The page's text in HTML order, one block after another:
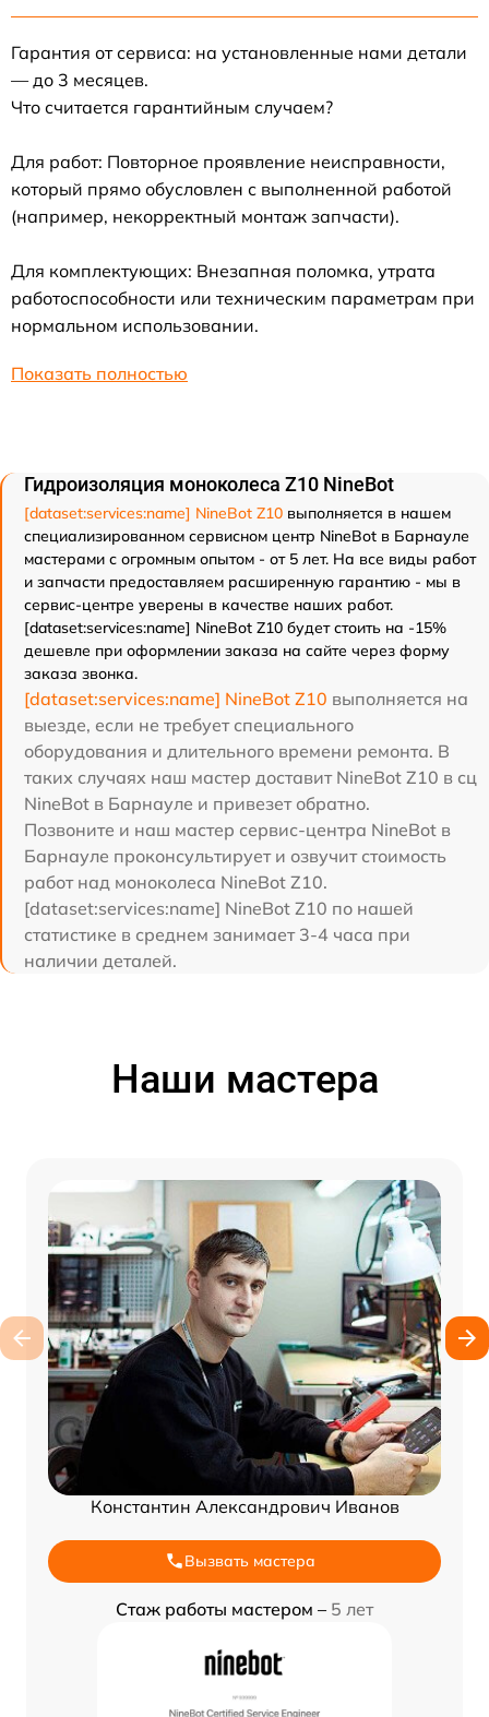
Гарантия от сервиса: на установленные нами детали
— до 3 месяцев.
Что считается гарантийным случаем?
Для работ: Повторное проявление неисправности,
который прямо обусловлен с выполненной работой
(например, некорректный монтаж запчасти).
Для комплектующих: Внезапная поломка, утрата
работоспособности или техническим параметрам при
нормальном использовании.
Показать полностью
Гидроизоляция моноколеса Z10 NineBot
[dataset:services:name] NineBot Z10 выполняется в нашем
специализированном сервисном центр NineBot в Барнауле
мастерами с огромным опытом - от 5 лет. На все виды работ
и запчасти предоставляем расширенную гарантию - мы в
сервис-центре уверены в качестве наших работ.
[dataset:services:name] NineBot Z10 будет стоить на -15%
дешевле при оформлении заказа на сайте через форму
заказа звонка.
[dataset:services:name] NineBot Z10 выполняется на
выезде, если не требует специального
оборудования и длительного времени ремонта. В
таких случаях наш мастер доставит NineBot Z10 в сц
NineBot в Барнауле и привезет обратно.
Позвоните и наш мастер сервис-центра NineBot в
Барнауле проконсультирует и озвучит стоимость
работ над моноколеса NineBot Z10.
[dataset:services:name] NineBot Z10 по нашей
статистике в среднем занимает 3-4 часа при
наличии деталей.
Наши мастера
Константин Александрович Иванов
Вызвать мастера
Стаж работы мастером – 5 лет